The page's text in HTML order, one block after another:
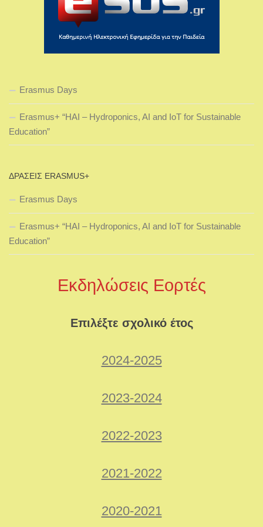
Erasmus Days
Erasmus+ “HAI – Hydroponics, AI and IoT for Sustainable
Education”
ΔΡΆΣΕΙΣ ERASMUS+
Erasmus Days
Erasmus+ “HAI – Hydroponics, AI and IoT for Sustainable
Education”
Εκδηλώσεις Εορτές
Επιλέξτε σχολικό έτος
2024-2025
2023-2024
2022-2023
2021-2022
2020-2021